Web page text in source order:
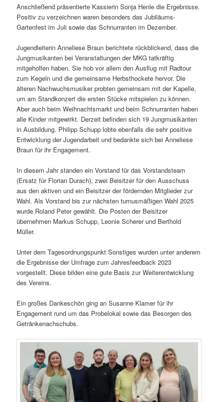
Anschließend präsentierte Kassierin Sonja Henle die Ergebnisse.
Positiv zu verzeichnen waren besonders das Jubiläums-
Gartenfest im Juli sowie das Schnurranten im Dezember.
Jugendleiterin Anneliese Braun berichtete rückblickend, dass die
Jungmusikanten bei Veranstaltungen der MKG tatkräftig
mitgeholfen haben. Sie hob vor allem den Ausflug mit Radtour
zum Kegeln und die gemeinsame Herbsthockete hervor. Die
älteren Nachwuchsmusiker probten gemeinsam mit der Kapelle,
um am Standkonzert die ersten Stücke mitspielen zu können.
Aber auch beim Weihnachtsmarkt und beim Schnurranten haben
alle Kinder mitgewirkt. Derzeit befinden sich 19 Jungmusikanten
in Ausbildung. Philipp Schupp lobte ebenfalls die sehr positive
Entwicklung der Jugendarbeit und bedankte sich bei Anneliese
Braun für ihr Engagement.
In diesem Jahr standen ein Vorstand für das Vorstandsteam
(Ersatz für Florian Durach), zwei Beisitzer für den Ausschuss
aus den aktiven und ein Beisitzer der fördernden Mitglieder zur
Wahl. Als Vorstand bis zur nächsten turnusmäßigen Wahl 2025
wurde Roland Peter gewählt. Die Posten der Beisitzer
übernehmen Markus Schupp, Leonie Scherer und Berthold
Müller.
Unter dem Tagesordnungspunkt Sonstiges wurden unter anderem
die Ergebnisse der Umfrage zum Jahresfeedback 2023
vorgestellt. Diese bilden eine gute Basis zur Weiterentwicklung
des Vereins.
Ein großes Dankeschön ging an Susanne Klamer für ihr
Engagement rund um das Probelokal sowie das Besorgen des
Getränkenachschubs.